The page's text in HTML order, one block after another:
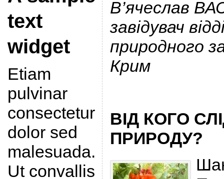
text
widget
Etiam
pulvinar
consectetur
dolor sed
malesuada.
Ut convallis
В’ячеслав
завідувач
природного
Крим
ВІД КОГО
ПРИРОДУ?